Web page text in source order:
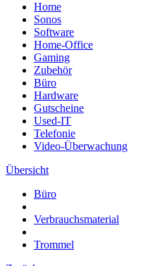
Home
Sonos
Software
Home-Office
Gaming
Zubehör
Büro
Hardware
Gutscheine
Used-IT
Telefonie
Video-Überwachung
Übersicht
Büro
Verbrauchsmaterial
Trommel